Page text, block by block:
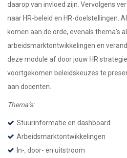
daarop van invloed zijn. Vervolgens
naar HR-beleid en HR-doelstellingen.
komen aan de orde, evenals thema’s
arbeidsmarktontwikkelingen en
deze module af door jouw HR
voortgekomen beleidskeuzes te
aan docenten.
Thema’s:
Stuurinformatie en dashboard
Arbeidsmarktontwikkelingen
In-, door- en uitstroom